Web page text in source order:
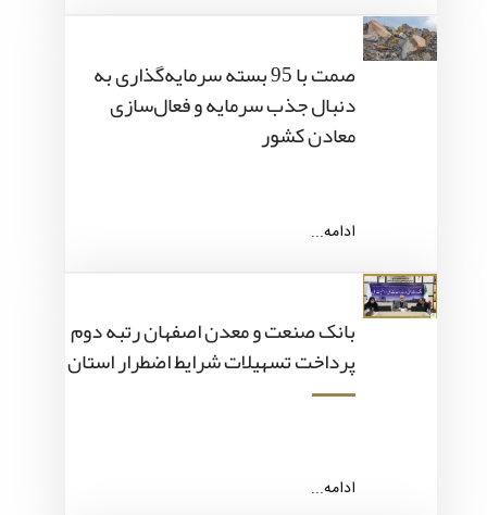
صمت با 95 بسته سرمایه‌گذاری به
دنبال جذب سرمایه و فعال‌سازی
معادن کشور
ادامه...
بانک صنعت و معدن اصفهان رتبه دوم
پرداخت تسهیلات شرایط اضطرار استان
ادامه...